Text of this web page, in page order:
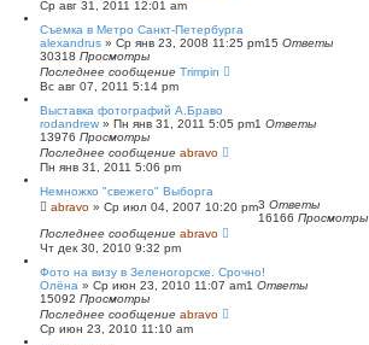
Ср авг 31, 2011 12:01 am
Съемка в Метро Санкт-Петербурга
alexandrus » Ср янв 23, 2008 11:25 pm15 Ответы
30318 Просмотры
Последнее сообщение Trimpin
Вс авг 07, 2011 5:14 pm
Выставка фотографий А.Браво
rodandrew » Пн янв 31, 2011 5:05 pm1 Ответы
13976 Просмотры
Последнее сообщение abravo
Пн янв 31, 2011 5:06 pm
Немножко "свежего" Выборга
abravo » Ср июл 04, 2007 10:20 pm3 Ответы
16166 Просмотры
Последнее сообщение abravo
Чт дек 30, 2010 9:32 pm
Фото на визу в Зеленогорске. Срочно!
Олёна » Ср июн 23, 2010 11:07 am1 Ответы
15092 Просмотры
Последнее сообщение abravo
Ср июн 23, 2010 11:10 am